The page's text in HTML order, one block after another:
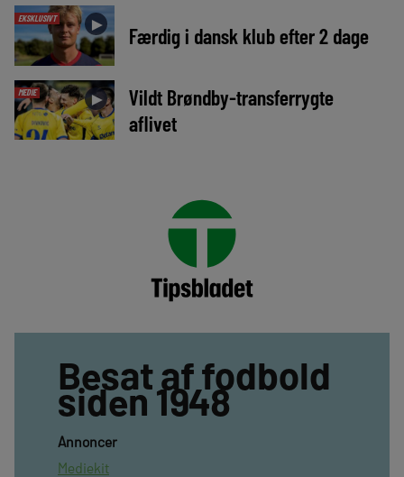
EKSKLUSIVT ► Færdig i dansk klub efter 2 dage
MEDIE ►
Vildt Brøndby-transferrygte
aflivet
Besat af fodbold
siden 1948
Annoncer
Mediekit